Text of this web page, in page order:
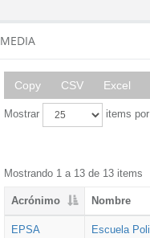
MEDIA
Copy CSV Excel
Mostrar items
Mostrando 1 a 13 de 13 items
Acrónimo Nombre
EPSA Escuela